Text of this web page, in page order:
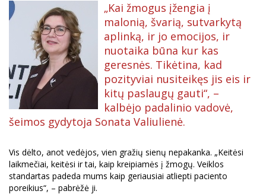
„Kai žmogus įžengia į
malonią, švarią, sutvarkytą
aplinką, ir jo emocijos, ir
nuotaika būna kur kas
geresnės. Tikėtina, kad
pozityviai nusiteikęs jis eis ir
kitų paslaugų gauti“, –
kalbėjo padalinio vadovė,
šeimos gydytoja Sonata Valiulienė.
Vis dėlto, anot vedėjos, vien gražių sienų nepakanka. „Keitėsi
laikmečiai, keitėsi ir tai, kaip kreipiamės į žmogų. Veiklos
standartas padeda mums kaip geriausiai atliepti paciento
poreikius“, – pabrėžė ji.